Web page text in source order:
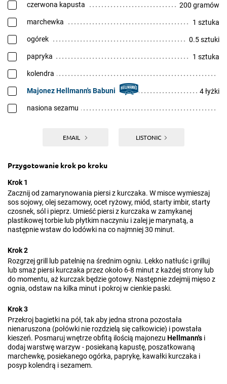
czerwona kapusta 200 gramów
marchewka 1 sztuka
ogórek 0.5 sztuki
papryka 1 sztuka
kolendra
Majonez Hellmann's Babuni 4 łyżki
nasiona sezamu
EMAIL LISTONIC
Przygotowanie krok po kroku
Krok 1
Zacznij od zamarynowania piersi z kurczaka. W misce wymieszaj
sos sojowy, olej sezamowy, ocet ryżowy, miód, starty imbir, starty
czosnek, sól i pieprz. Umieść piersi z kurczaka w zamykanej
plastikowej torbie lub płytkim naczyniu i zalej je marynatą, a
następnie wstaw do lodówki na co najmniej 30 minut.
Krok 2
Rozgrzej grill lub patelnię na średnim ogniu. Lekko natłuśc i grilluj
lub smaż piersi kurczaka przez około 6-8 minut z każdej strony lub
do momentu, aż kurczak będzie gotowy. Następnie zdejmij mięso z
ognia, odstaw na kilka minut i pokroj w cienkie paski.
Krok 3
Przekroj bagietki na pół, tak aby jedna strona pozostała
nienaruszona (połówki nie rozdzielą się całkowicie) i powstała
kieszeń. Posmaruj wnętrze obfitą ilością majonezu Hellmann's i
dodaj warstwę warzyw - posiekaną kapustę, poszatkowaną
marchewkę, posiekanego ogórka, paprykę, kawałki kurczaka i
posyp kolendrą i sezamem.